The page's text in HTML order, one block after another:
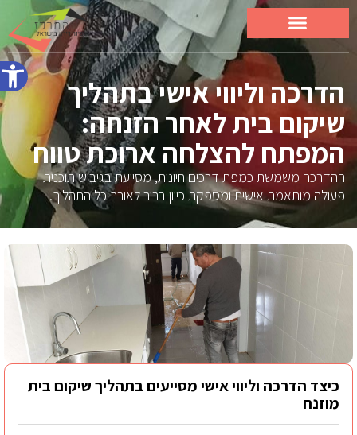
פתח
הדרכה וליווי אישי בתהליך
שיקום בית לאחר הזנחה:
המפתח להצלחה ארוכת טווח
ההדרכה משמשת כמפת דרכים חיונית, מסייעת בגיבוש תוכנית
פעולה מותאמת אישית ומספקת כיוון ברור לאורך כל התהליך.
כיצד הדרכה וליווי אישי מסייעים בתהליך שיקום בית
מוזנח